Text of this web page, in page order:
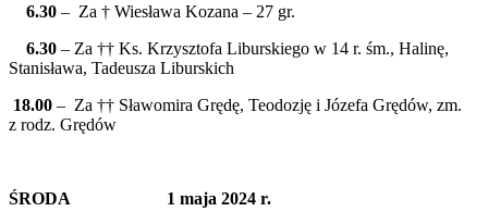
6.30 – Za † Wiesława Kozana – 27 gr.
6.30 – Za †† Ks. Krzysztofa Liburskiego w 14 r. śm., Halinę,
Stanisława, Tadeusza Liburskich
18.00 – Za †† Sławomira Grędę, Teodozję i Józefa Grędów, zm.
z rodz. Grędów
ŚRODA 1 maja 2024 r.